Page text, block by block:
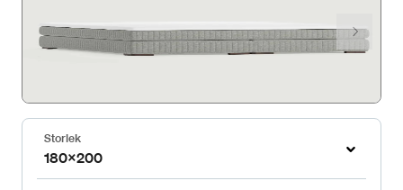
Storlek
180x200